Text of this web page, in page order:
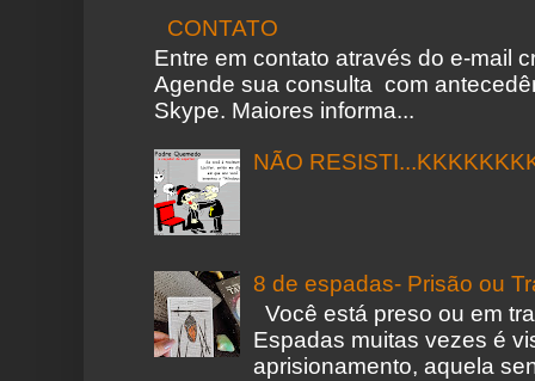
CONTATO
Entre em contato através do e-mail
Agende sua consulta com
Skype. Maiores informa...
NÃO
8 de espadas- Prisão ou
Você está preso ou em
Espadas muitas vezes é
aprisionamento, aquela